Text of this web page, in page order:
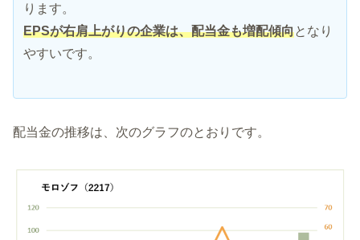
ります。
EPSが右肩上がりの企業は、配当金も増配傾向となり
やすいです。
配当金の推移は、次のグラフのとおりです。